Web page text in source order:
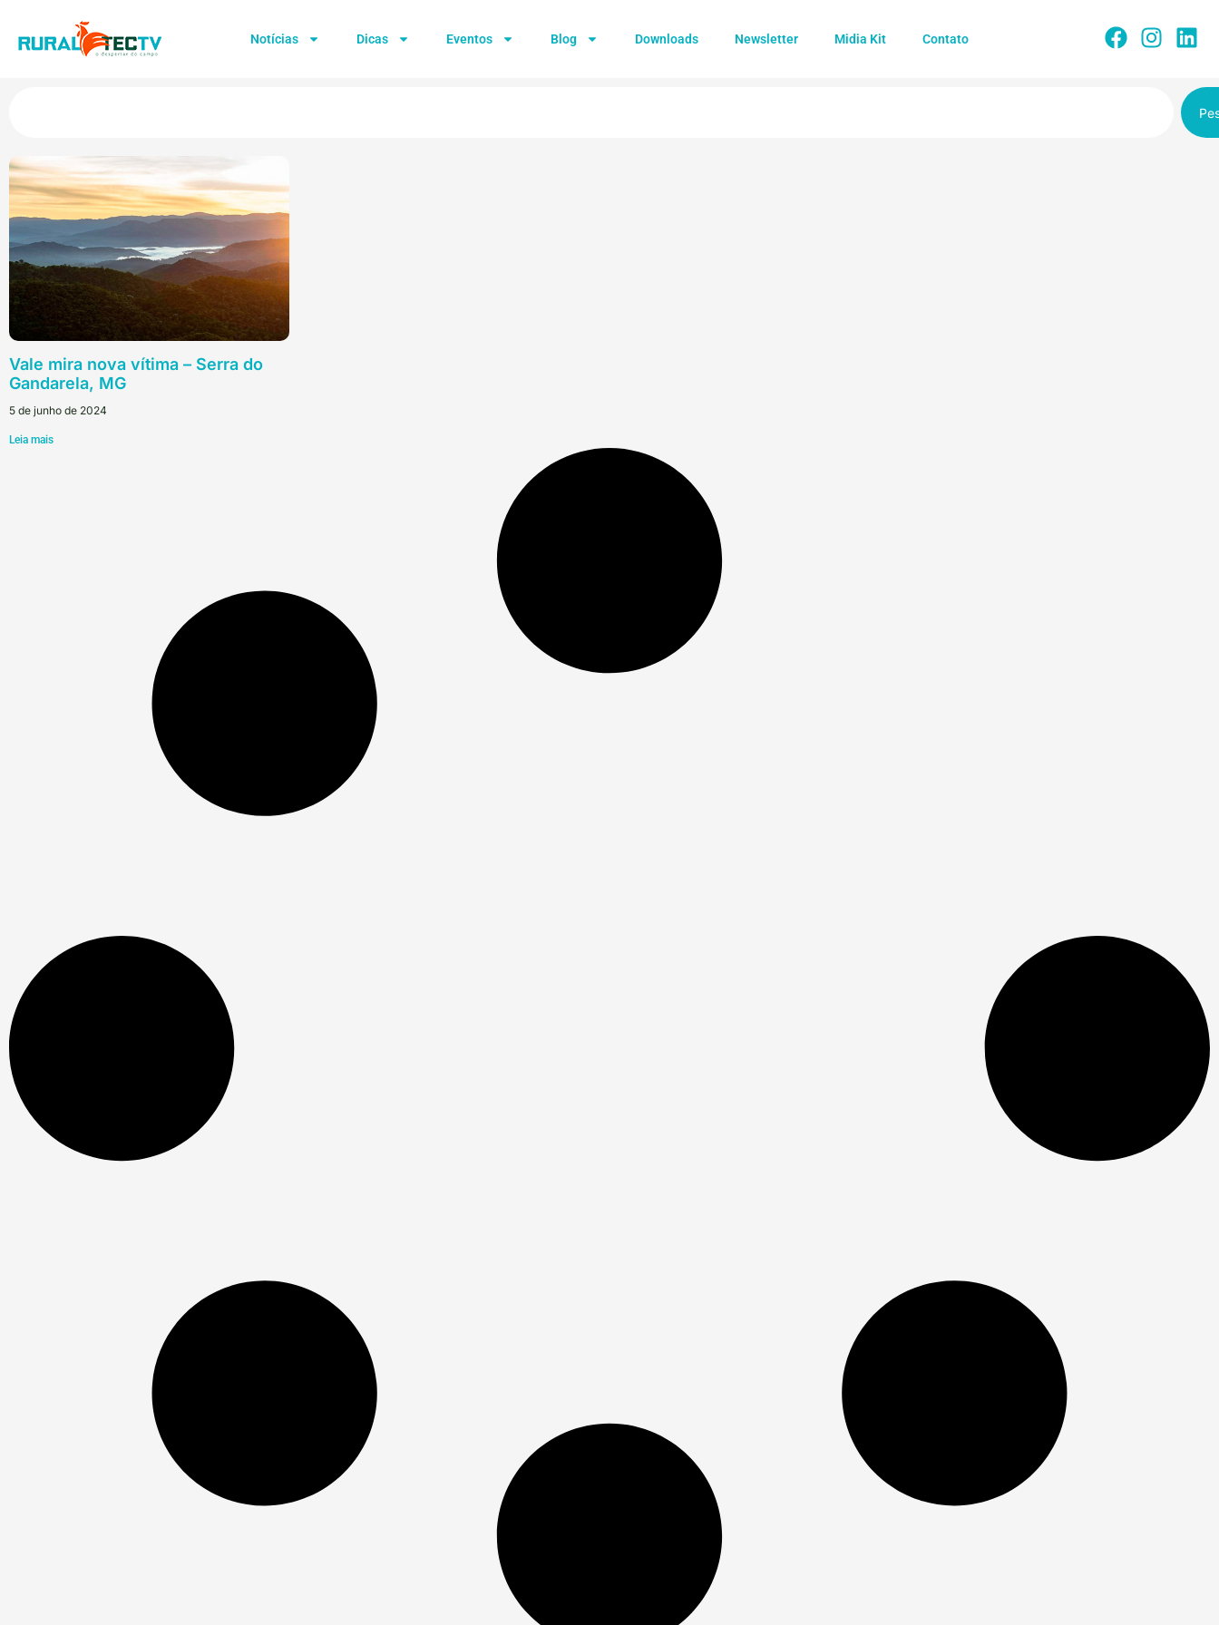
Notícias Dicas Eventos Blog Downloads Newsletter Midia Kit Contato
Vale mira nova vítima – Serra do
Gandarela, MG
5 de junho de 2024
Leia mais